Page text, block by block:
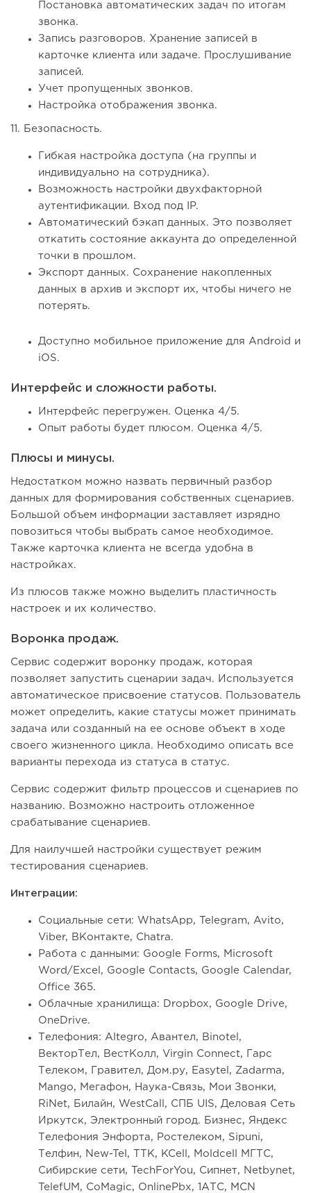
Постановка автоматических задач по итогам
звонка.
Запись разговоров. Хранение записей в
карточке клиента или задаче. Прослушивание
записей.
Учет пропущенных звонков.
Настройка отображения звонка.
11. Безопасность.
Гибкая настройка доступа (на группы и
индивидуально на сотрудника).
Возможность настройки двухфакторной
аутентификации. Вход под IP.
Автоматический бэкап данных. Это позволяет
откатить состояние аккаунта до определенной
точки в прошлом.
Экспорт данных. Сохранение накопленных
данных в архив и экспорт их, чтобы ничего не
потерять.
Доступно мобильное приложение для Android и
iOS.
Интерфейс и сложности работы.
Интерфейс перегружен. Оценка 4/5.
Опыт работы будет плюсом. Оценка 4/5.
Плюсы и минусы.
Недостатком можно назвать первичный разбор
данных для формирования собственных сценариев.
Большой объем информации заставляет изрядно
повозиться чтобы выбрать самое необходимое.
Также карточка клиента не всегда удобна в
настройках.
Из плюсов также можно выделить пластичность
настроек и их количество.
Воронка продаж.
Сервис содержит воронку продаж, которая
позволяет запустить сценарии задач. Используется
автоматическое присвоение статусов. Пользователь
может определить, какие статусы может принимать
задача или созданный на ее основе объект в ходе
своего жизненного цикла. Необходимо описать все
варианты перехода из статуса в статус.
Сервис содержит фильтр процессов и сценариев по
названию. Возможно настроить отложенное
срабатывание сценариев.
Для наилучшей настройки существует режим
тестирования сценариев.
Интеграции:
Социальные сети: WhatsApp, Telegram, Avito,
Viber, ВКонтакте, Chatra.
Работа с данными: Google Forms, Microsoft
Word/Excel, Google Contacts, Google Calendar,
Office 365.
Облачные хранилища: Dropbox, Google Drive,
OneDrive.
Телефония: Altegro, Авантел, Binotel,
ВекторТел, ВестКолл, Virgin Connect, Гарс
Телеком, Гравител, Дом.ру, Easytel, Zadarma,
Mango, Мегафон, Наука-Связь, Мои Звонки,
RiNet, Билайн, WestCall, СПБ UIS, Деловая Сеть
Иркутск, Электронный город. Бизнес, Яндекс
Телефония Энфорта, Ростелеком, Sipuni,
Телфин, New-Tel, ТТК, KCell, Moldcell МГТС,
Сибирские сети, TechForYou, Сипнет, Netbynet,
TelefUM, CoMagic, OnlinePbx, 1АТС, MCN